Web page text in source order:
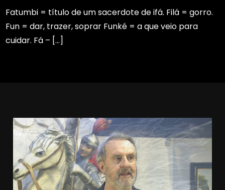
Fatumbi = título de um sacerdote de ifá. Filá = gorro.
Fun = dar, trazer, soprar Funké = a que veio para
cuidar. Fá – […]